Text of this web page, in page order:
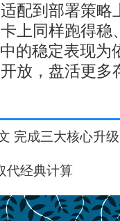
配到部署策略
上同样跑得稳
的稳定表现
放，盘活更多
完成三大核心升级
代经典计算